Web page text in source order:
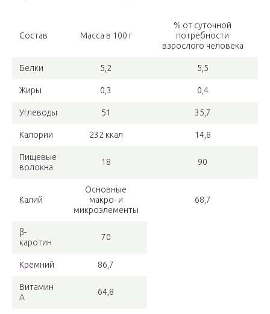
Состав Масса в 100 г
% от суточной
потребности
взрослого человека
Белки 5,2 5,5
Жиры 0,3 0,4
Углеводы 51 35,7
Калории 232 ккал 14,8
Пищевые
волокна
18 90
Калий
Основные
макро- и
микроэлементы
68,7
β-
каротин
70
Кремний 86,7
Витамин
А
64,8